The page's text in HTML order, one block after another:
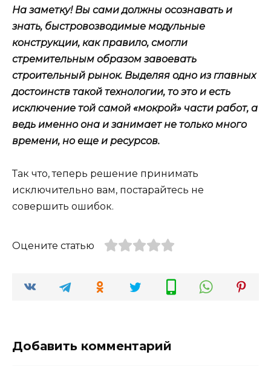
На заметку! Вы сами должны осознавать и
знать, быстровозводимые модульные
конструкции, как правило, смогли
стремительным образом завоевать
строительный рынок. Выделяя одно из главных
достоинств такой технологии, то это и есть
исключение той самой «мокрой» части работ, а
ведь именно она и занимает не только много
времени, но еще и ресурсов.
Так что, теперь решение принимать
исключительно вам, постарайтесь не
совершить ошибок.
Оцените статью
Добавить комментарий